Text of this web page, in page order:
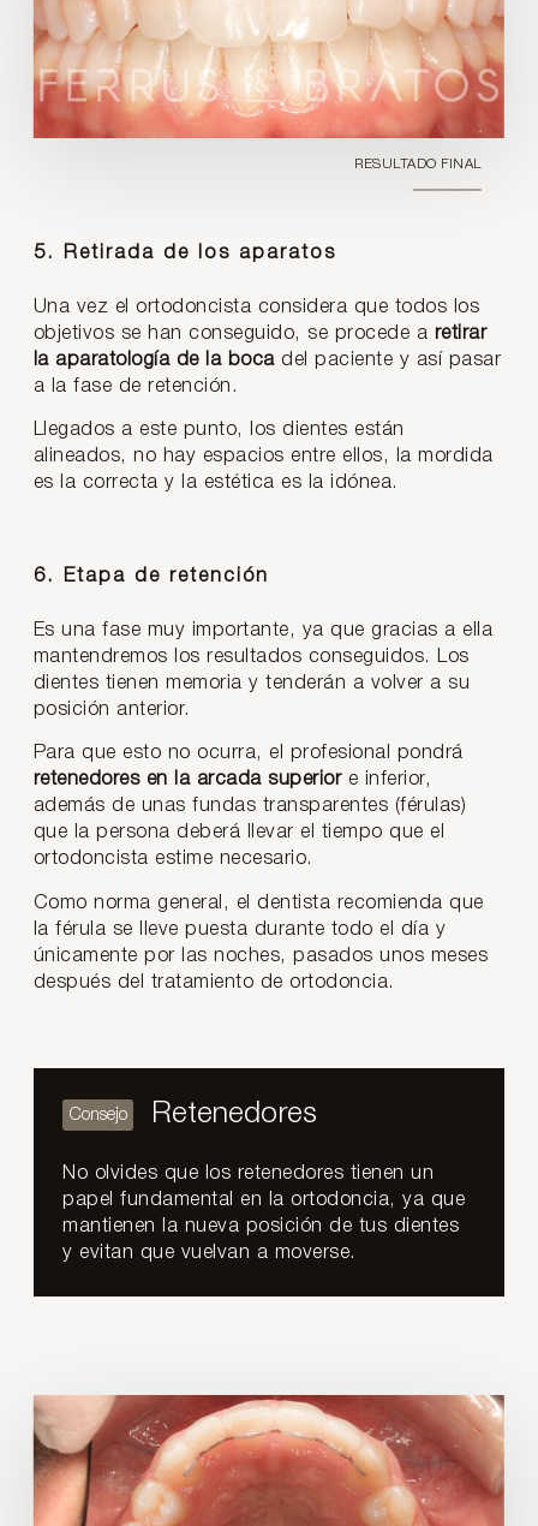
RESULTADO FINAL
5. Retirada de los aparatos
Una vez el ortodoncista considera que todos los
objetivos se han conseguido, se procede a retirar
la aparatología de la bocadel paciente y así pasar
a la fase de retención.
Llegados a este punto, los dientes están
alineados, no hay espacios entre ellos, la mordida
es la correcta y la estética es la idónea.
6. Etapa de retención
Es una fase muy importante, ya que gracias a ella
mantendremos los resultados conseguidos. Los
dientes tienen memoria y tenderán a volver a su
posición anterior.
Para que esto no ocurra, el profesional pondrá
retenedores en la arcada superiore inferior,
además de unas fundas transparentes (férulas)
que la persona deberá llevar el tiempo que el
ortodoncista estime necesario.
Como norma general, el dentista recomienda que
la férula se lleve puesta durante todo el día y
únicamente por las noches, pasados unos meses
después del tratamiento de ortodoncia.
Retenedores
No olvides que los retenedores tienen un
papel fundamental en la ortodoncia, ya que
mantienen la nueva posición de tus dientes
y evitan que vuelvan a moverse.